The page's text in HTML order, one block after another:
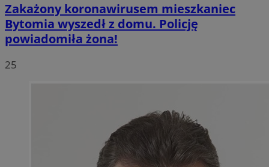
Zakażony koronawirusem mieszkaniec
Bytomia wyszedł z domu. Policję
powiadomiła żona!
25